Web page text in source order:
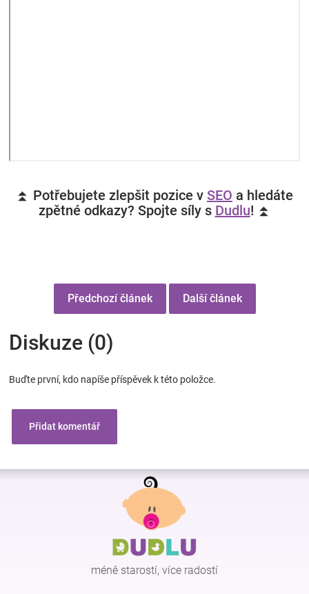
⏫ Potřebujete zlepšit pozice v SEO a hledáte
zpětné odkazy? Spojte síly s Dudlu! ⏫
Předchozí článek Další článek
Diskuze (0)
Buďte první, kdo napíše příspěvek k této položce.
Přidat komentář
Z
méně starostí, více radostí